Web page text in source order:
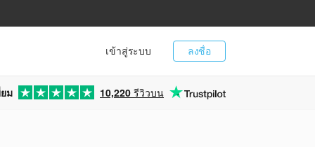
ลงชื่อ
เข้าสู่ระบบ
ม 10,220 รีวิวบน